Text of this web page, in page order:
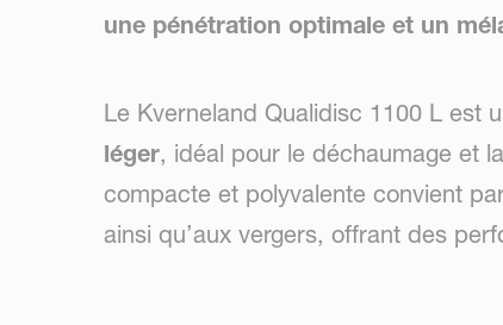
une pénétration optimale et un
Le Kverneland Qualidisc 1100 L est
léger, idéal pour le déchaumage et
compacte et polyvalente convient
ainsi qu’aux vergers, offrant des